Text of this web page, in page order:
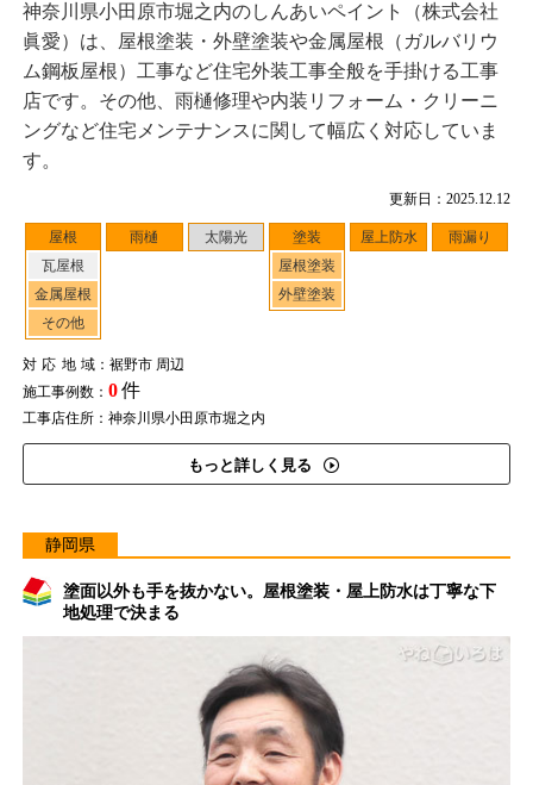
更新日：2025.12.12
屋根
瓦屋根
金属屋根
その他
雨樋 太陽光
塗装
屋根塗装
外壁塗装
屋上防水 雨漏り
対応地域：裾野市 周辺
施工事例数： 0件
工事店住所：神奈川県小田原市堀之内
もっと詳しく見る
神奈川県小田原市堀之内のしんあいペイント（株式会社
眞愛）は、屋根塗装・外壁塗装や金属屋根（ガルバリウ
ム鋼板屋根）工事など住宅外装工事全般を手掛ける工事
店です。その他、雨樋修理や内装リフォーム・クリーニ
ングなど住宅メンテナンスに関して幅広く対応していま
す。
静岡県
塗面以外も手を抜かない。屋根塗装・屋上防水は丁寧な下
地処理で決まる